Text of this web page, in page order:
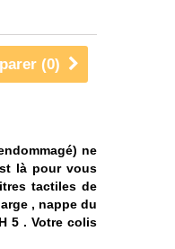
(0)
ne
là pour vous
tactiles de
, nappe du
5 . Votre colis